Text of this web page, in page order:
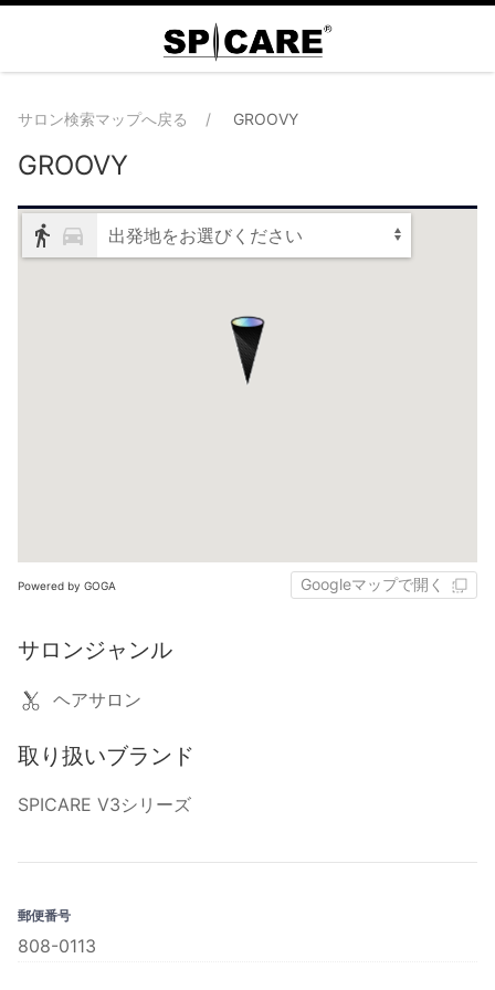
サロン検索マップへ戻る GROOVY
GROOVY
出発地をお選びください
Powered by GOGA Googleマップで開く
サロンジャンル
ヘアサロン
取り扱いブランド
SPICARE V3シリーズ
郵便番号
808-0113